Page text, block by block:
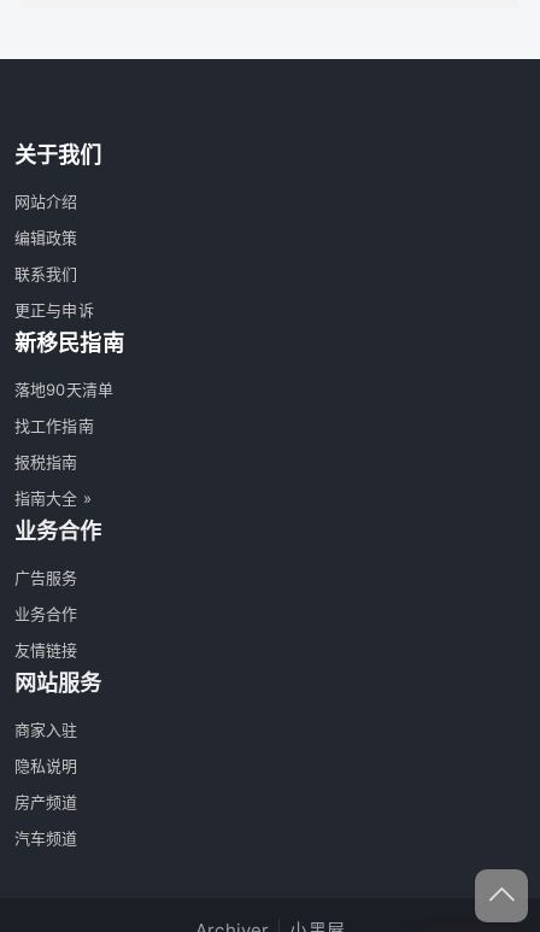
关于我们
网站介绍
编辑政策
联系我们
更正与申诉
新移民指南
落地90天清单
找工作指南
报税指南
指南大全 »
业务合作
广告服务
业务合作
友情链接
网站服务
商家入驻
隐私说明
房产频道
汽车频道